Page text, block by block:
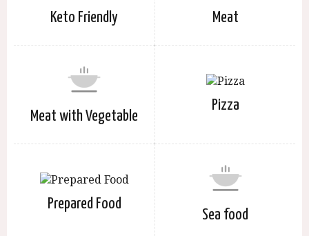
Keto Friendly Meat
Meat with Vegetable
Pizza
Prepared Food
Sea food